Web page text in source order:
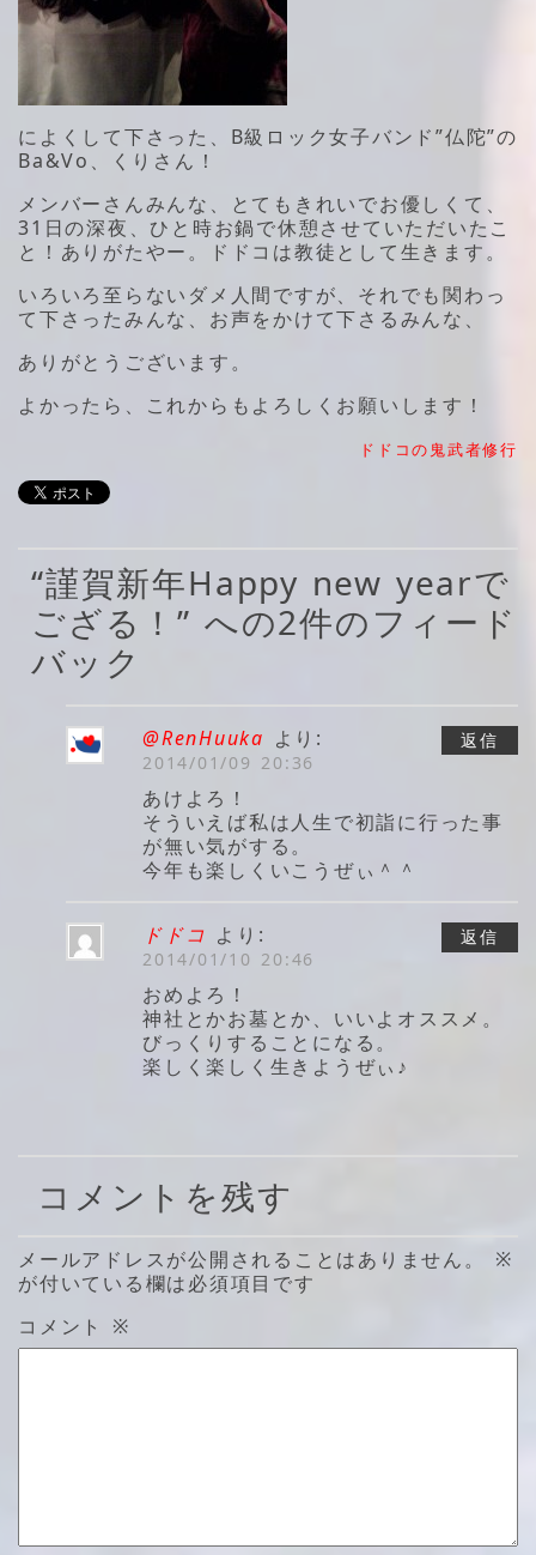
によくして下さった、B級ロック女子バンド”仏陀”の
Ba&Vo、くりさん！
メンバーさんみんな、とてもきれいでお優しくて、
31日の深夜、ひと時お鍋で休憩させていただいたこ
と！ありがたやー。ドドコは教徒として生きます。
いろいろ至らないダメ人間ですが、それでも関わっ
て下さったみんな、お声をかけて下さるみんな、
ありがとうございます。
よかったら、これからもよろしくお願いします！
ドドコの鬼武者修行
“謹賀新年Happy new yearで
ござる！” への2件のフィード
バック
@RenHuuka より:
2014/01/09 20:36
あけよろ！
そういえば私は人生で初詣に行った事
が無い気がする。
今年も楽しくいこうぜぃ＾＾
返信
ドドコ より:
2014/01/10 20:46
おめよろ！
神社とかお墓とか、いいよオススメ。
びっくりすることになる。
楽しく楽しく生きようぜぃ♪
返信
コメントを残す
メールアドレスが公開されることはありません。
※
が付いている欄は必須項目です
コメント ※